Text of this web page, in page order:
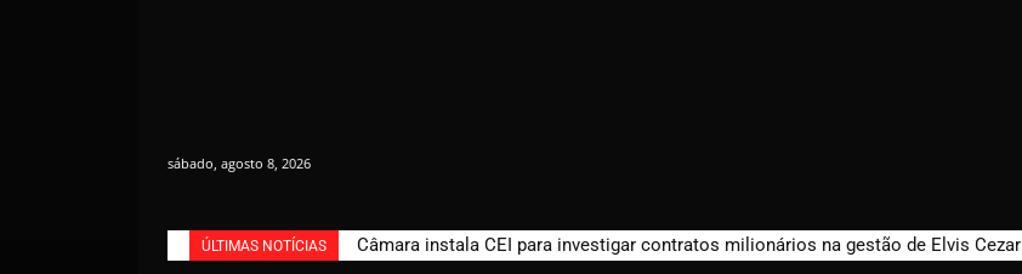
sábado, agosto 8, 2026
ÚLTIMAS NOTÍCIAS Câmara instala CEI para investigar contratos milionários na gestão de Elvis Cezar